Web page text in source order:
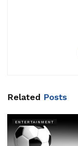
Related Posts
ENTERTAINMENT